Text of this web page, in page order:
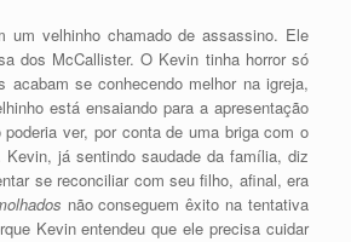
um velhinho chamado de assassino. Ele
dos McCallister. O Kevin tinha horror só
acabam se conhecendo melhor na igreja,
está ensaiando para a apresentação
ver, por conta de uma briga com o
Kevin, já sentindo saudade da família, diz
se reconciliar com seu filho, afinal, era
não conseguem êxito na tentativa
Kevin entendeu que ele precisa cuidar